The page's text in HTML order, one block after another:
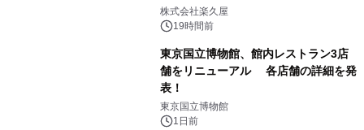
メニューを提供
株式会社楽久屋
19時間前
東京国立博物館、館内レストラン3店
舗をリニューアル 各店舗の詳細を発
表！
東京国立博物館
1日前